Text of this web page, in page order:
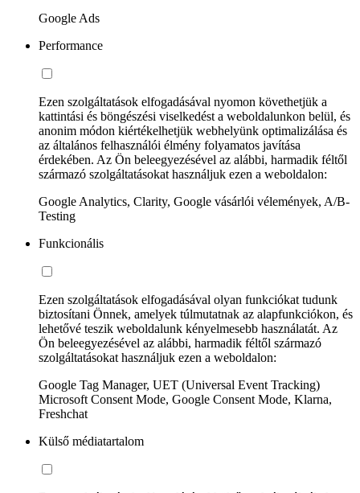
Google Ads
Performance
Ezen szolgáltatások elfogadásával nyomon követhetjük a
kattintási és böngészési viselkedést a weboldalunkon belül, és
anonim módon kiértékelhetjük webhelyünk optimalizálása és
az általános felhasználói élmény folyamatos javítása
érdekében. Az Ön beleegyezésével az alábbi, harmadik féltől
származó szolgáltatásokat használjuk ezen a weboldalon:
Google Analytics, Clarity, Google vásárlói vélemények, A/B-
Testing
Funkcionális
Ezen szolgáltatások elfogadásával olyan funkciókat tudunk
biztosítani Önnek, amelyek túlmutatnak az alapfunkciókon, és
lehetővé teszik weboldalunk kényelmesebb használatát. Az
Ön beleegyezésével az alábbi, harmadik féltől származó
szolgáltatásokat használjuk ezen a weboldalon:
Google Tag Manager, UET (Universal Event Tracking)
Microsoft Consent Mode, Google Consent Mode, Klarna,
Freshchat
Külső médiatartalom